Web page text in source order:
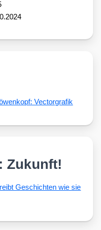
Zukunft!
Geschich­ten wie sie